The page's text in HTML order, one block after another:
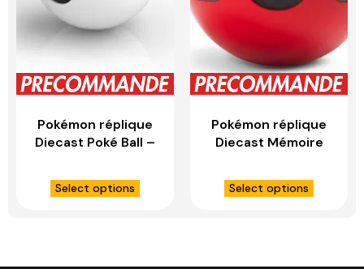
Pokémon réplique
Diecast Poké Ball –
Select options
Pokémon réplique
Diecast Mémoire
COMPANY
Select options